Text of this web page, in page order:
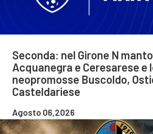
Seconda: nel Girone N
Acquanegra e Ceresarese e
neopromosse Buscoldo,
Casteldariese
Agosto 06,2026